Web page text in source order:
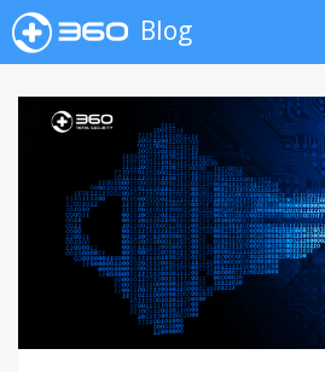
Blog